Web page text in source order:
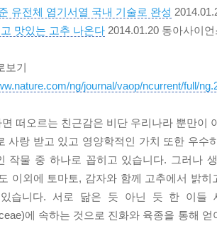
유전체 염기서열 국내 기술로 완성
맛있는 고추 나온다2014.01.20 동아사이언
보기
ng/journal/vaop/ncurrent/full/
떠오르는 친근감은 비단 우리나라 뿐만이
사랑 받고 있고 영양학적인 가치 또한 우수
작물 중 하나로 꼽히고 있습니다. 그러나
이외에 토마토, 감자와 함께 고추에서 밝히
있습니다. 서로 닮은 듯 아닌 듯 한 이들
에 속하는 것으로 진화와 육종을 통해